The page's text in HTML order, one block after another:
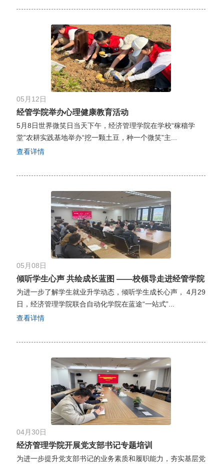
05月12日
经管学院举办心理健康教育活动
5月8日世界微笑日当天下午，经济管理学院在学校“稼穑学
堂”农耕实践基地举办“挖一颗土豆，种一个微笑”主...
查看详情
05月08日
倾听学生心声 共绘成长蓝图 ——校领导走进经管学院、自
为进一步了解学生就业升学动态，倾听学生成长心声， 4月29
日，经济管理学院联合自动化学院在蓝途“一站式”...
查看详情
04月30日
经济管理学院开展党支部书记专题培训
为进一步提升党支部书记的业务素质和履职能力，夯实基层党